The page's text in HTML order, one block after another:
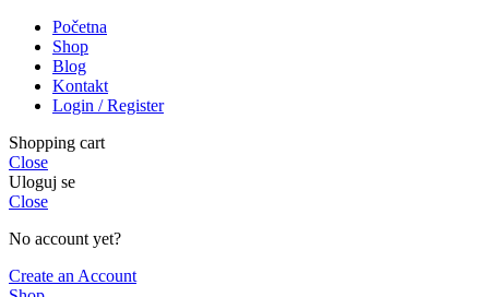
Početna
Shop
Blog
Kontakt
Login / Register
Shopping cart
Close
Uloguj se
Close
No account yet?
Create an Account